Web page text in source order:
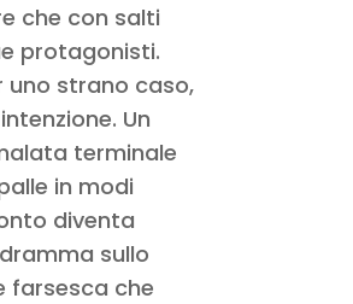
che con salti
protagonisti.
uno strano caso,
Un
terminale
in modi
diventa
sullo
farsesca che